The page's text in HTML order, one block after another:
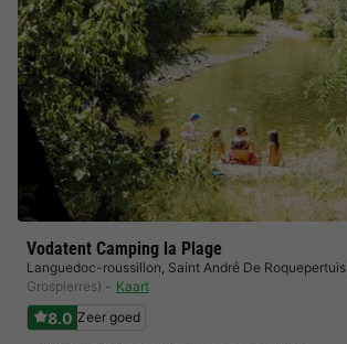
Vodatent Camping la Plage
Languedoc-roussillon, Saint André De Roquepertuis
Grospierres)
Kaart
8.0 Zeer goed